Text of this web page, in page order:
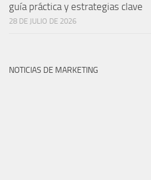
guía práctica y estrategias clave
28 DE JULIO DE 2026
NOTICIAS DE MARKETING